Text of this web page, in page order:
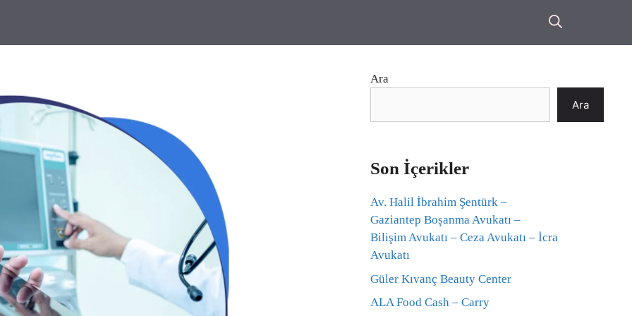
Ara
Ara
Son İçerikler
Av. Halil İbrahim Şentürk –
Gaziantep Boşanma Avukatı –
Bilişim Avukatı – Ceza Avukatı – İcra
Avukatı
Güler Kıvanç Beauty Center
ALA Food Cash – Carry